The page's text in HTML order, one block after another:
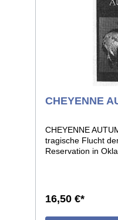
CHEYENNE
CHEYENNE
tragische Flucht
Reservation in
auf sich nahm, um
zu erreichen. 336
Karten, illustriert.
16,50 €*